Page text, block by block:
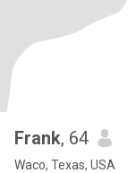
Frank, 64
Waco, Texas, USA